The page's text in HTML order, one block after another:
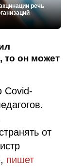
речь
то он может
Covid-
от
, пишет